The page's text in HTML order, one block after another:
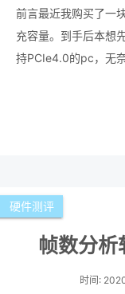
前言最近我购买了一
充容量。到手后本想
持PCIe4.0的pc，无
硬件测评
帧数分析
时间: